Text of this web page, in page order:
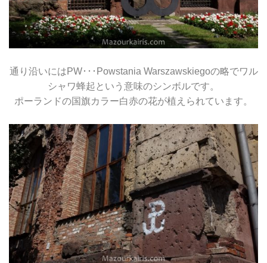
通り沿いにはPW･･･Powstania Warszawskiegoの略でワル
シャワ蜂起という意味のシンボルです。
ポーランドの国旗カラー白赤の花が植えられています。